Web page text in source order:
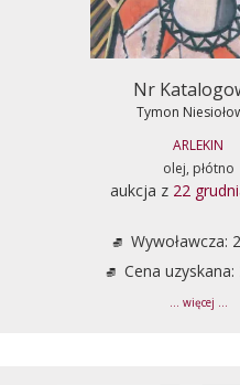
Nr
Tymon
ARLEKIN
olej, płótno
aukcja z 22
Wywoławcza:
Cena uzyskana:
... więcej ...